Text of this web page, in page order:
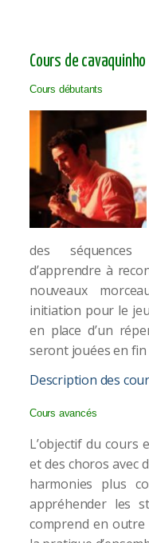
Cours de cavaquinho
Cours débutants
des
d’apprendre à
nouveaux
initiation pour le
en place d’un
seront jouées en fin
Description des
Cours avancés
L’objectif du cours
et des choros avec
harmonies plus
appréhender les
comprend en